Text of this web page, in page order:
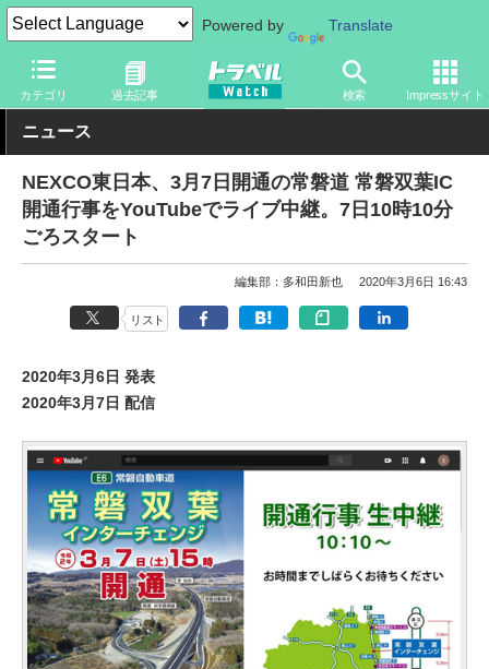
Powered by Translate
カテゴリ 過去記事 検索 Impressサイト
トラベル Watch 地域 国内旅行 東北
ニュース
NEXCO東日本、3月7日開通の常磐道 常磐双葉IC
開通行事をYouTubeでライブ中継。7日10時10分
ごろスタート
編集部：多和田新也 2020年3月6日 16:43
リスト
2020年3月6日 発表
2020年3月7日 配信